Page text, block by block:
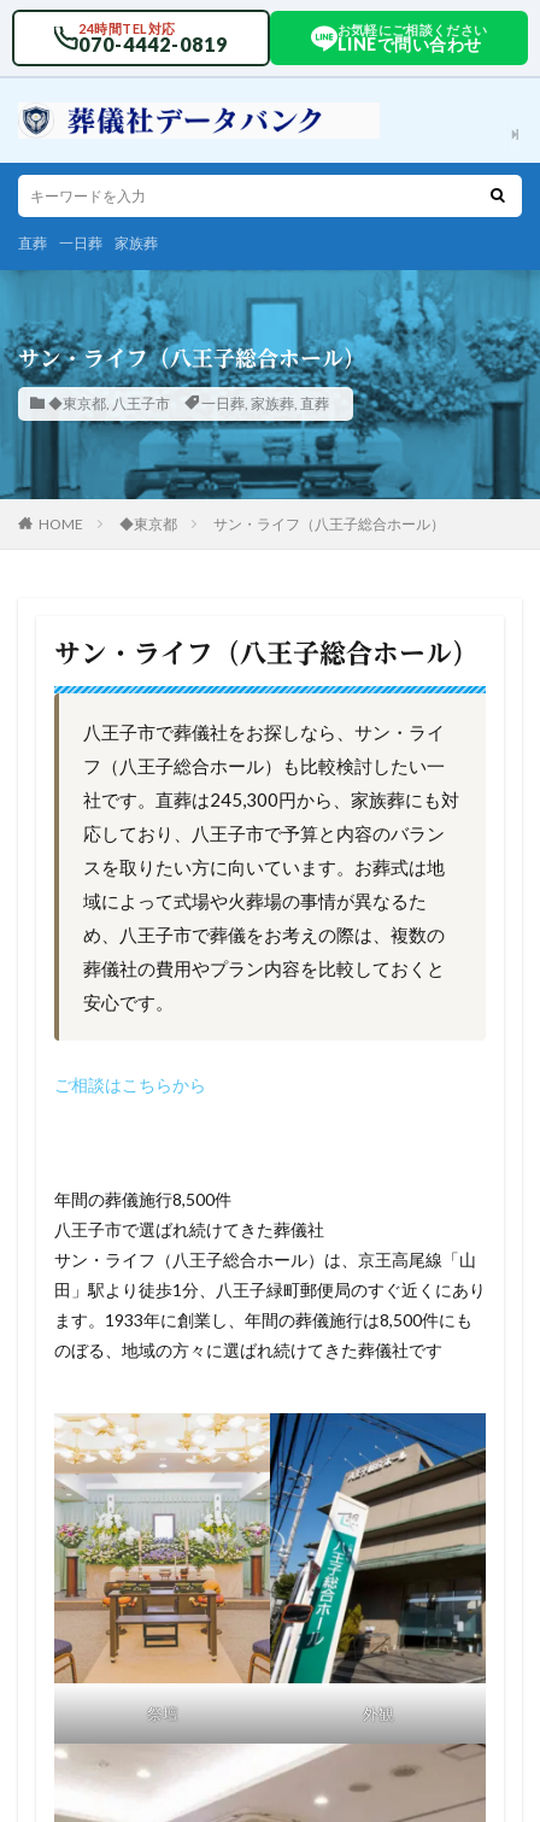
24時間TEL対応
070-4442-0819
お気軽にご相談ください
LINEで問い合わせ
直葬 一日葬 家族葬
サン・ライフ（八王子総合ホール）
◆東京都, 八王子市 一日葬, 家族葬, 直葬
HOME ◆東京都 サン・ライフ（八王子総合ホール）
サン・ライフ（八王子総合ホール）
八王子市で葬儀社をお探しなら、サン・ライ
フ（八王子総合ホール）も比較検討したい一
社です。直葬は245,300円から、家族葬にも対
応しており、八王子市で予算と内容のバラン
スを取りたい方に向いています。お葬式は地
域によって式場や火葬場の事情が異なるた
め、八王子市で葬儀をお考えの際は、複数の
葬儀社の費用やプラン内容を比較しておくと
安心です。
ご相談はこちらから
年間の葬儀施行8,500件
八王子市で選ばれ続けてきた葬儀社
サン・ライフ（八王子総合ホール）は、京王高尾線「山
田」駅より徒歩1分、八王子緑町郵便局のすぐ近くにあり
ます。1933年に創業し、年間の葬儀施行は8,500件にも
のぼる、地域の方々に選ばれ続けてきた葬儀社です
祭壇 外観